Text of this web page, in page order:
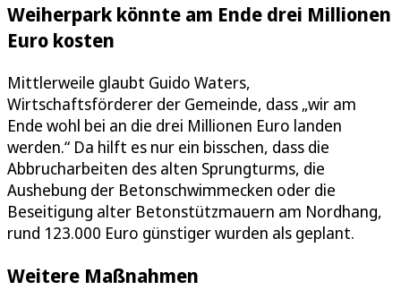
Weiherpark könnte am Ende drei Millionen
Euro kosten
Mittlerweile glaubt Guido Waters,
Wirtschaftsförderer der Gemeinde, dass „wir am
Ende wohl bei an die drei Millionen Euro landen
werden.“ Da hilft es nur ein bisschen, dass die
Abbrucharbeiten des alten Sprungturms, die
Aushebung der Betonschwimmecken oder die
Beseitigung alter Betonstützmauern am Nordhang,
rund 123.000 Euro günstiger wurden als geplant.
Weitere Maßnahmen